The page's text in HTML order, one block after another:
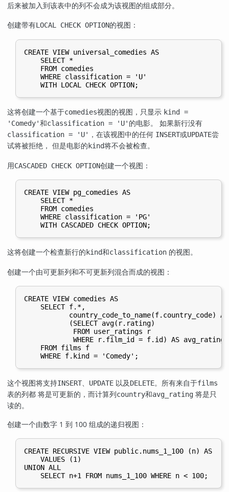
后来被加入到该表中的列不会成为该视图的组成部分。
创建带有LOCAL CHECK OPTION的视图：
CREATE VIEW universal_comedies AS
    SELECT *
    FROM comedies
    WHERE classification = 'U'
这将创建一个基于comedies视图的视图，只显示 kind =
'Comedy'和classification = 'U' 的电影。 如果新行没有
classification = 'U' ，在该视图中的任何 INSERT或UPDATE尝
试将被拒绝， 但是电影的 kind将不会被检查。
用CASCADED CHECK OPTION创建一个视图：
CREATE VIEW pg_comedies AS
    SELECT *
    FROM comedies
    WHERE classification = 'PG'
这将创建一个检查新行的 kind和classification 的视图。
创建一个由可更新列和不可更新列混合而成的视图：
CREATE VIEW comedies AS
    SELECT f.*,
country_code_to_name(f.country_code)
           (SELECT avg(r.rating)
            FROM user_ratings r
            WHERE r.film_id = f.id) AS avg_rating
    FROM films f
这个视图将支持INSERT UPDATE 以及DELETE。所有来自于films
表的列都 将是可更新的，而计算列country和avg_rating 将是只
读的。
创建一个由数字 1 到 100 组成的递归视图：
CREATE RECURSIVE VIEW public.nums_1_100 (n) AS
    VALUES (1)
UNION ALL